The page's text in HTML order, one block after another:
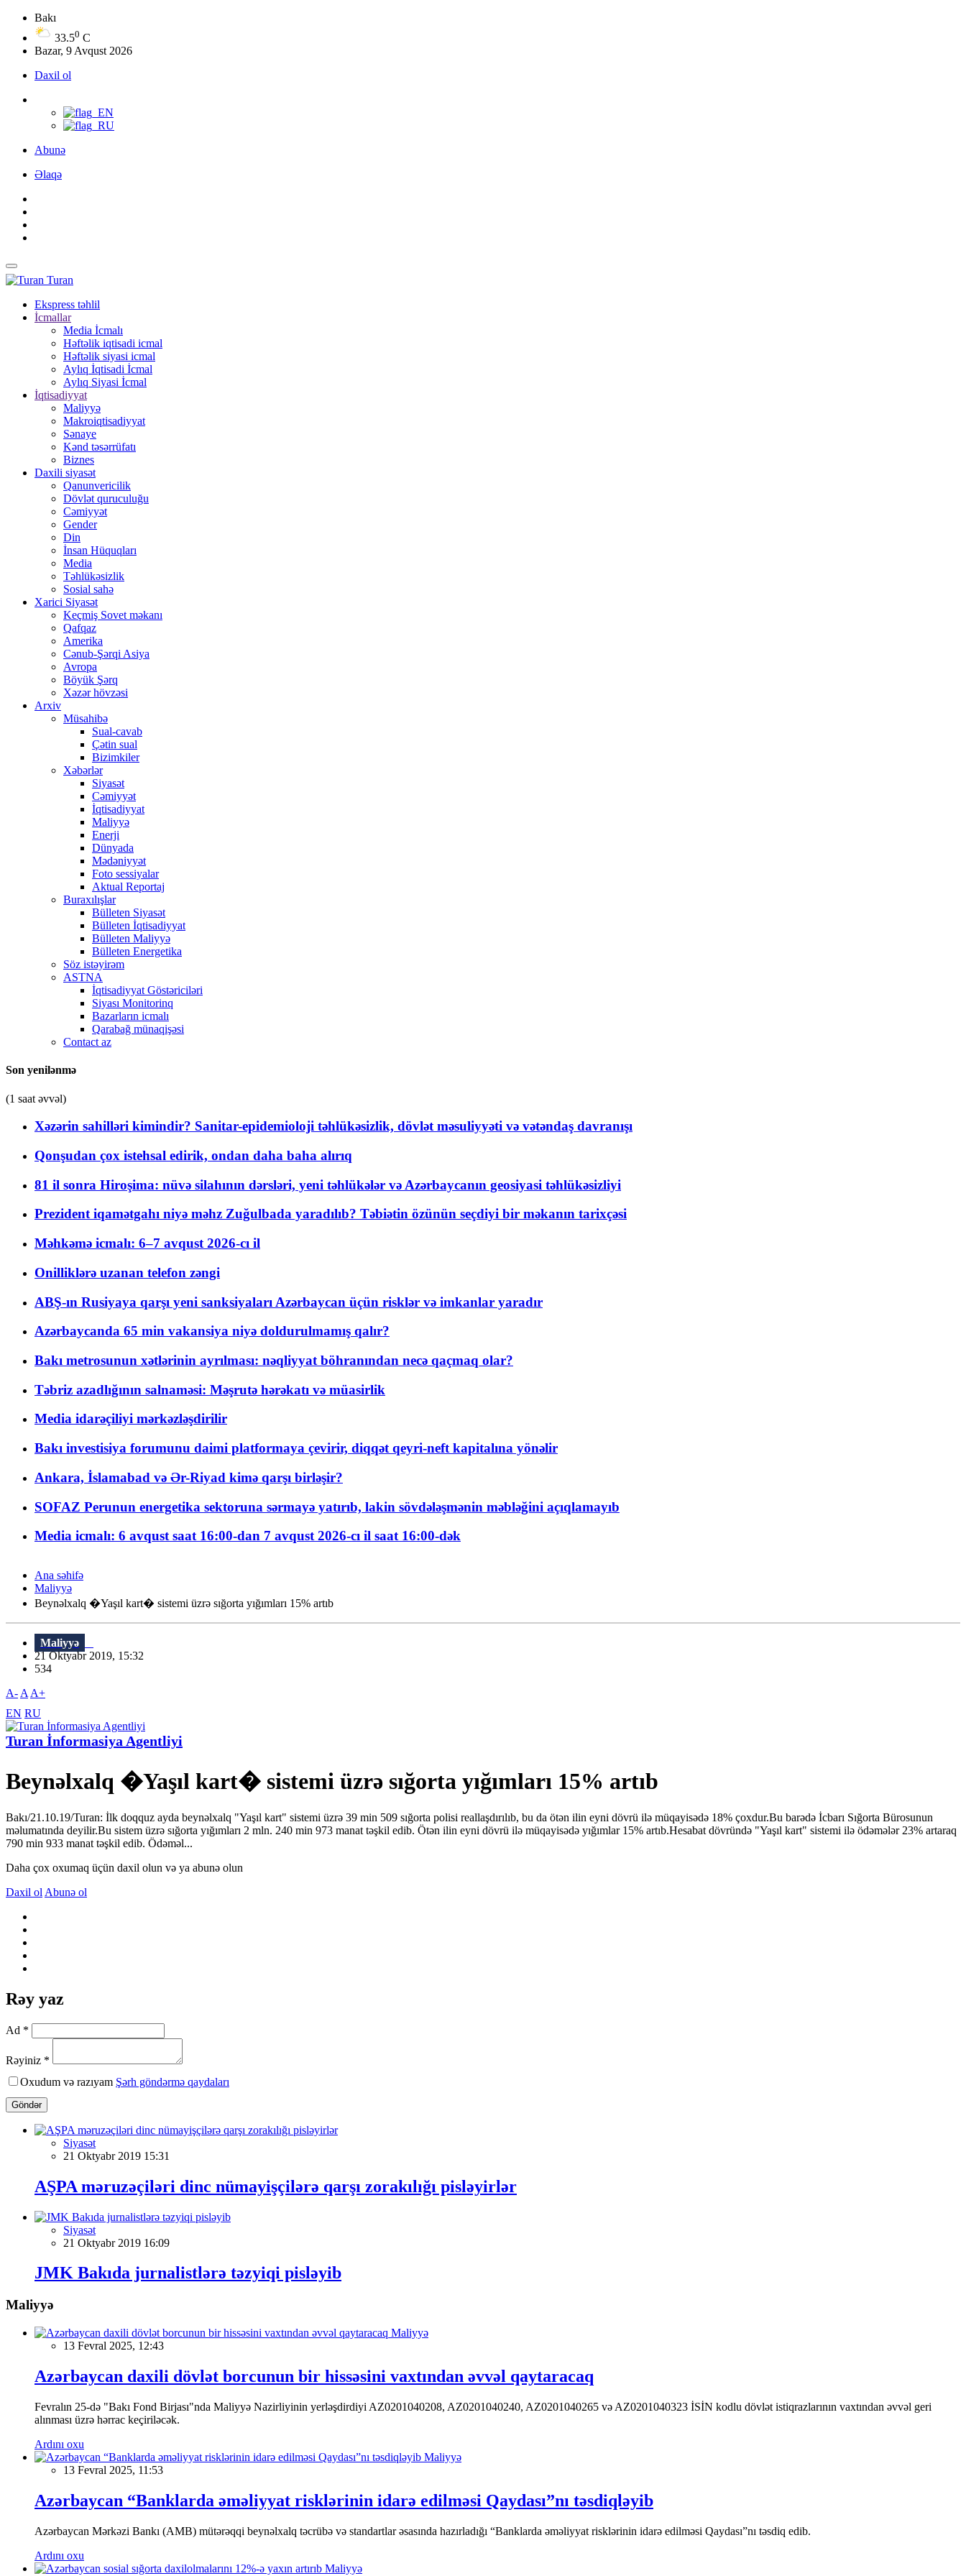
Bakı
33.50 C
Bazar, 9 Avqust 2026
Daxil ol
Abunə
Əlaqə
Turan
Ekspress təhlil
İcmallar
Media İcmalı
Həftəlik iqtisadi icmal
Həftəlik siyasi icmal
Aylıq İqtisadi İcmal
Aylıq Siyasi İcmal
İqtisadiyyat
Maliyyə
Makroiqtisadiyyat
Sənaye
Kənd təsərrüfatı
Biznes
Daxili siyasət
Qanunvericilik
Dövlət quruculuğu
Cəmiyyət
Gender
Din
İnsan Hüquqları
Media
Təhlükəsizlik
Sosial sahə
Xarici Siyasət
Keçmiş Sovet məkanı
Qafqaz
Amerika
Cənub-Şərqi Asiya
Avropa
Böyük Şərq
Xəzər hövzəsi
Arxiv
Müsahibə
Sual-cavab
Çətin sual
Bizimkiler
Xəbərlər
Siyasət
Cəmiyyət
İqtisadiyyat
Maliyyə
Enerji
Dünyada
Mədəniyyət
Foto sessiyalar
Aktual Reportaj
Buraxılışlar
Bülleten Siyasət
Bülleten İqtisadiyyat
Bülleten Maliyyə
Bülleten Energetika
Söz istəyirəm
ASTNA
İqtisadiyyat Göstəriciləri
Siyası Monitorinq
Bazarların icmalı
Qarabağ münaqişəsi
Contact az
Son yenilənmə
(1 saat əvvəl)
Xəzərin sahilləri kimindir? Sanitar-epidemioloji təhlükəsizlik, dövlət məsuliyyəti və vətəndaş davranışı
Qonşudan çox istehsal edirik, ondan daha baha alırıq
81 il sonra Hiroşima: nüvə silahının dərsləri, yeni təhlükələr və Azərbaycanın geosiyasi təhlükəsizliyi
Prezident iqamətgahı niyə məhz Zuğulbada yaradılıb? Təbiətin özünün seçdiyi bir məkanın tarixçəsi
Məhkəmə icmalı: 6–7 avqust 2026-cı il
Onilliklərə uzanan telefon zəngi
ABŞ-ın Rusiyaya qarşı yeni sanksiyaları Azərbaycan üçün risklər və imkanlar yaradır
Azərbaycanda 65 min vakansiya niyə doldurulmamış qalır?
Bakı metrosunun xətlərinin ayrılması: nəqliyyat böhranından necə qaçmaq olar?
Təbriz azadlığının salnaməsi: Məşrutə hərəkatı və müasirlik
Media idarəçiliyi mərkəzləşdirilir
Bakı investisiya forumunu daimi platformaya çevirir, diqqət qeyri-neft kapitalına yönəlir
Ankara, İslamabad və Ər-Riyad kimə qarşı birləşir?
SOFAZ Perunun energetika sektoruna sərmayə yatırıb, lakin sövdələşmənin məbləğini açıqlamayıb
Media icmalı: 6 avqust saat 16:00-dan 7 avqust 2026-cı il saat 16:00-dək
Ana səhifə
Maliyyə
Beynəlxalq �Yaşıl kart� sistemi üzrə sığorta yığımları 15% artıb
Maliyyə
21 Oktyabr 2019, 15:32
534
A- A A+
EN RU
Turan İnformasiya Agentliyi
Beynəlxalq �Yaşıl kart� sistemi üzrə sığorta yığımları 15% artıb
Bakı/21.10.19/Turan: İlk doqquz ayda beynəlxalq "Yaşıl kart" sistemi üzrə 39 min 509 sığorta polisi reallaşdırılıb, bu da ötən ilin eyni dövrü ilə müqayisədə 18% çoxdur.Bu barədə İcbarı Sığorta Bürosunun
məlumatında deyilir.Bu sistem üzrə sığorta yığımları 2 mln. 240 min 973 manat təşkil edib. Ötən ilin eyni dövrü ilə müqayisədə yığımlar 15% artıb.Hesabat dövründə "Yaşıl kart" sistemi ilə ödəmələr 23% artaraq
790 min 933 manat təşkil edib. Ödəməl...
Daha çox oxumaq üçün daxil olun və ya abunə olun
Daxil ol Abunə ol
Rəy yaz
Ad *
Rəyiniz *
Oxudum və razıyam Şərh göndərmə qaydaları
Göndər
Siyasət
21 Oktyabr 2019 15:31
AŞPA məruzəçiləri dinc nümayişçilərə qarşı zorakılığı pisləyirlər
Siyasət
21 Oktyabr 2019 16:09
JMK Bakıda jurnalistlərə təzyiqi pisləyib
Maliyyə
Maliyyə
13 Fevral 2025, 12:43
Azərbaycan daxili dövlət borcunun bir hissəsini vaxtından əvvəl qaytaracaq
Fevralın 25-də "Bakı Fond Birjası"nda Maliyyə Nazirliyinin yerləşdirdiyi AZ0201040208, AZ0201040240, AZ0201040265 və AZ0201040323 İSİN kodlu dövlət istiqrazlarının vaxtından əvvəl geri
alınması üzrə hərrac keçiriləcək.
Ardını oxu
Maliyyə
13 Fevral 2025, 11:53
Azərbaycan “Banklarda əməliyyat risklərinin idarə edilməsi Qaydası”nı təsdiqləyib
Azərbaycan Mərkəzi Bankı (AMB) mütərəqqi beynəlxalq təcrübə və standartlar əsasında hazırladığı “Banklarda əməliyyat risklərinin idarə edilməsi Qaydası”nı təsdiq edib.
Ardını oxu
Maliyyə